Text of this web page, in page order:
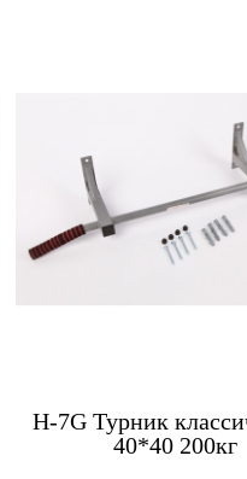
H-7G Турник
40*40 200кг